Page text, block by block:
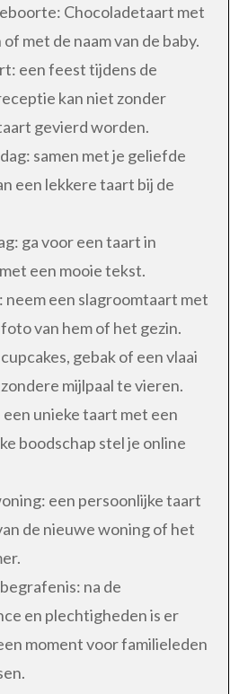
Chocoladetaart met
met de naam van de baby.
een feest tijdens de
kan niet zonder
gevierd worden.
samen met je geliefde
een lekkere taart bij de
ga voor een taart in
een mooie tekst.
neem een slagroomtaart met
van hem of het gezin.
gebak of een vlaai
mijlpaal te vieren.
een unieke taart met een
boodschap stel je online
een persoonlijke taart
de nieuwe woning of het
na de
en plechtigheden is er
moment voor familieleden